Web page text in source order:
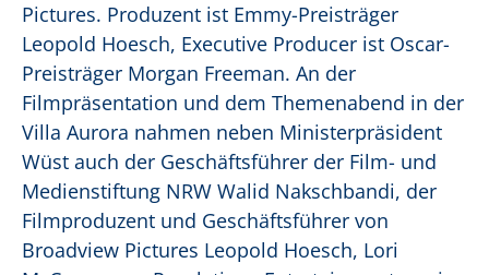
Pictures. Produzent ist Emmy-Preisträger
Leopold Hoesch, Executive Producer ist Oscar-
Preisträger Morgan Freeman. An der
Filmpräsentation und dem Themenabend in der
Villa Aurora nahmen neben Ministerpräsident
Wüst auch der Geschäftsführer der Film- und
Medienstiftung NRW Walid Nakschbandi, der
Filmproduzent und Geschäftsführer von
Broadview Pictures Leopold Hoesch, Lori